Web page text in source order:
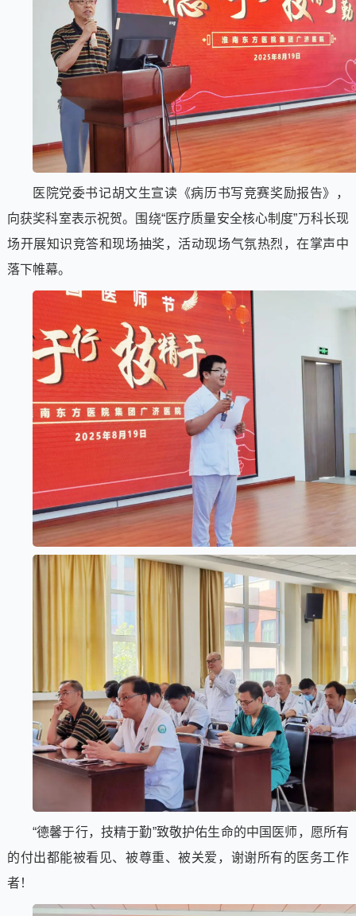
医院党委书记胡文生宣读《病历书写竞赛奖励报告》，
向获奖科室表示祝贺。围绕“医疗质量安全核心制度”万科长现
场开展知识竞答和现场抽奖，活动现场气氛热烈，在掌声中
落下帷幕。
“德馨于行，技精于勤”致敬护佑生命的中国医师，愿所有
的付出都能被看见、被尊重、被关爱，谢谢所有的医务工作
者！